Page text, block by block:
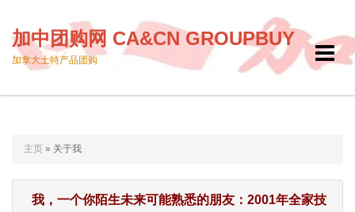
Toggle
加中团购网 CA&CN GROUPBUY
加拿大土特产品团购
主页 » 关于我